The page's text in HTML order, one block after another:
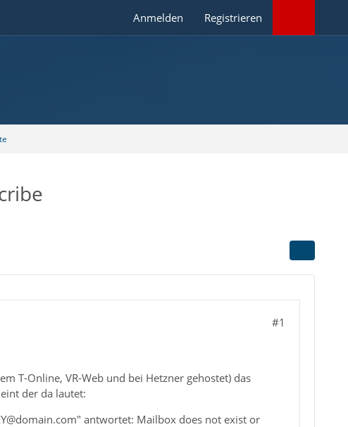
Anmelden Registrieren
#1
T-Online, VR-Web und bei Hetzner gehostet) das
der da lautet:
antwortet: Mailbox does not exist or